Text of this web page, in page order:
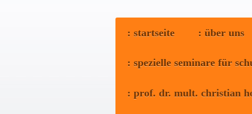
: startseite : über uns
: spezielle seminare für
: prof. dr. mult. christian